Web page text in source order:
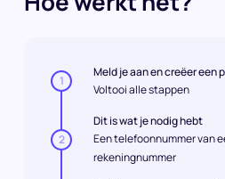
1
Meld je aan en creëer een
Voltooi alle stappen
2
Dit is wat je nodig hebt
Een telefoonnummer van
rekeningnummer